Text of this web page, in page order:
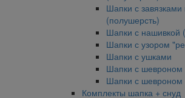
Шапки с
(полушерсть)
Шапки с нашивкой
Шапки с узором
Шапки с ушками
Шапки с шевроном
Шапки с шевроном
Комплекты шапка + снуд